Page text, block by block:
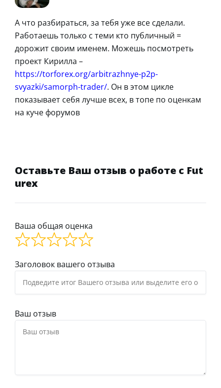
А что разбираться, за тебя уже все сделали.
Работаешь только с теми кто публичный =
дорожит своим именем. Можешь посмотреть
проект Кирилла –
https://torforex.org/arbitrazhnye-p2p-
svyazki/samorph-trader/. Он в этом цикле
показывает себя лучше всех, в топе по оценкам
на куче форумов
Оставьте Ваш отзыв о работе с Fut
urex
Ваша общая оценка
Заголовок вашего отзыва
Ваш отзыв